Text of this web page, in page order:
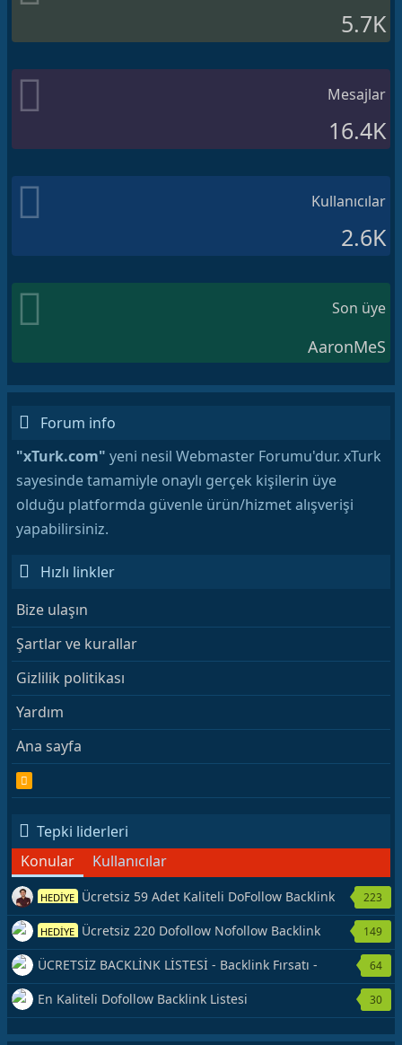
5.7K
Mesajlar
16.4K
Kullanıcılar
2.6K
Son üye
AaronMeS
Forum info
"xTurk.com" yeni nesil Webmaster Forumu'dur. xTurk
sayesinde tamamiyle onaylı gerçek kişilerin üye
olduğu platformda güvenle ürün/hizmet alışverişi
yapabilirsiniz.
Hızlı linkler
Bize ulaşın
Şartlar ve kurallar
Gizlilik politikası
Yardım
Ana sayfa
S
Tepki liderleri
Konular
Kullanıcılar
HEDİYE Ücretsiz 59 Adet Kaliteli DoFollow Backlink
Kaynağı Veriyorum.
223
HEDİYE Ücretsiz 220 Dofollow Nofollow Backlink
Veriyorum
149
ÜCRETSİZ BACKLİNK LİSTESİ - Backlink Fırsatı -
Hemen Yetiş!
64
En Kaliteli Dofollow Backlink Listesi 30